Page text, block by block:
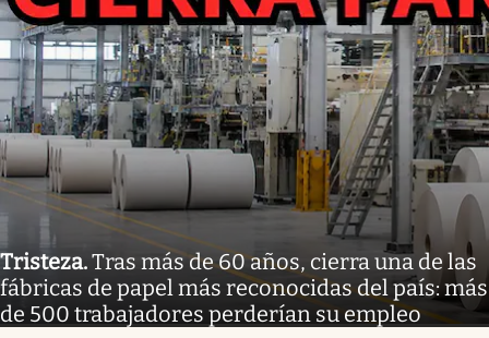
Tristeza.Tras más de 60 años, cierra una de las
fábricas de papel más reconocidas del país: más
de 500 trabajadores perderían su empleo